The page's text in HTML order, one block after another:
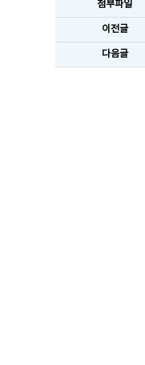
첨부파일
이전글
다음글